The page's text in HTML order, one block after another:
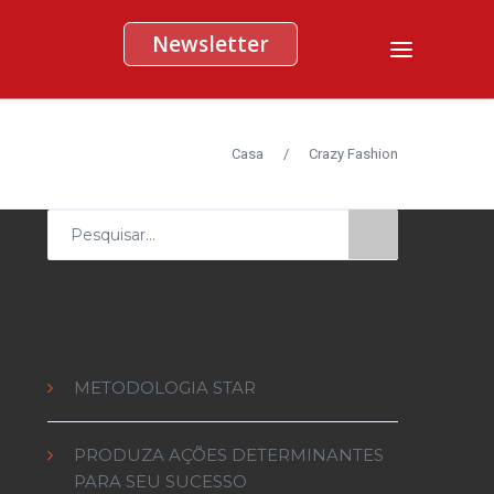
Newsletter
Casa / Crazy Fashion
por:
METODOLOGIA STAR
PRODUZA AÇÕES DETERMINANTES
PARA SEU SUCESSO